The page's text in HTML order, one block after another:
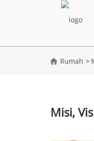
Rumah
Misi,